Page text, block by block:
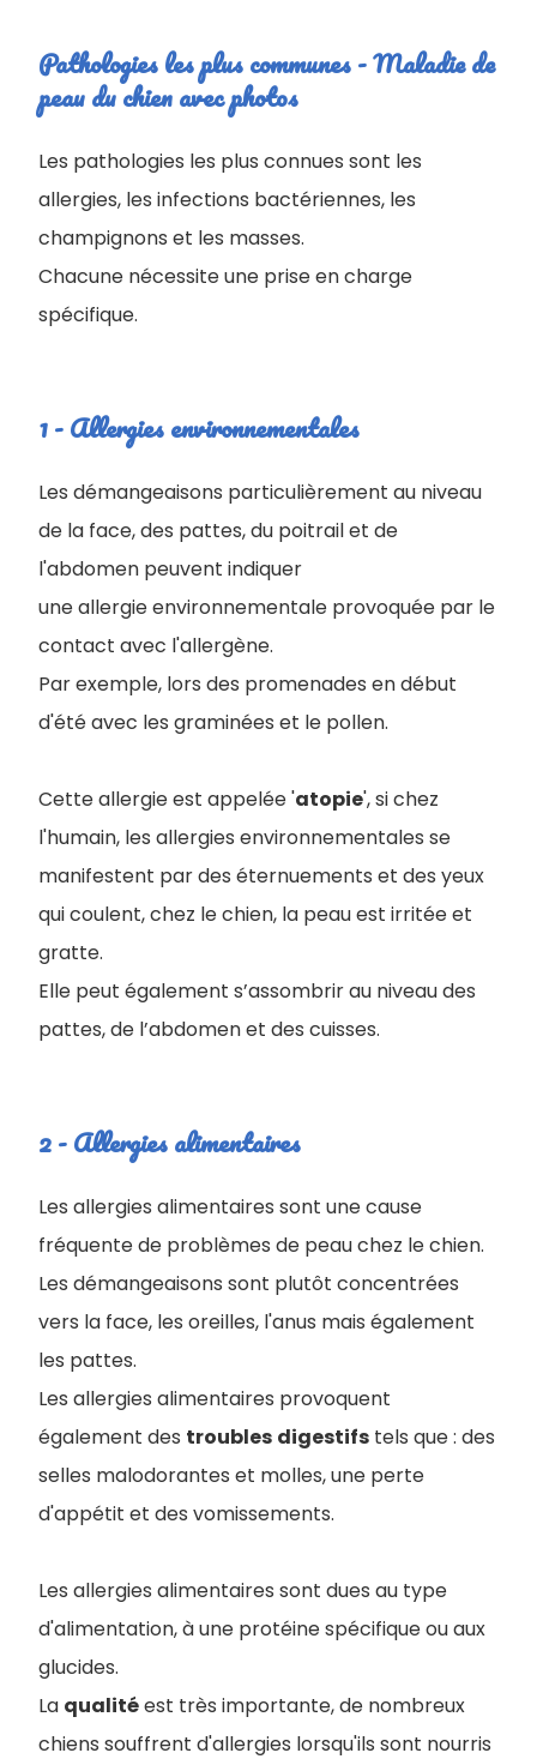
Pathologies les plus communes - Maladie de
peau du chien avec photos
Les pathologies les plus connues sont les
allergies, les infections bactériennes, les
champignons et les masses.
Chacune nécessite une prise en charge
spécifique.
1 - Allergies environnementales
Les démangeaisons particulièrement au niveau
de la face, des pattes, du poitrail et de
l'abdomen peuvent indiquer
une allergie environnementale provoquée par le
contact avec l'allergène.
Par exemple, lors des promenades en début
d'été avec les graminées et le pollen.
Cette allergie est appelée 'atopie', si chez
l'humain, les allergies environnementales se
manifestent par des éternuements et des yeux
qui coulent, chez le chien, la peau est irritée et
gratte.
Elle peut également s’assombrir au niveau des
pattes, de l’abdomen et des cuisses.
2 - Allergies alimentaires
Les allergies alimentaires sont une cause
fréquente de problèmes de peau chez le chien.
Les démangeaisons sont plutôt concentrées
vers la face, les oreilles, l'anus mais également
les pattes.
Les allergies alimentaires provoquent
également des troubles digestifs tels que : des
selles malodorantes et molles, une perte
d'appétit et des vomissements.
Les allergies alimentaires sont dues au type
d'alimentation, à une protéine spécifique ou aux
glucides.
La qualitéest très importante, de nombreux
chiens souffrent d'allergies lorsqu'ils sont nourris